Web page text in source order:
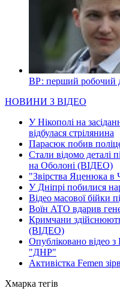
ВР: перший
НОВИНИ З ВІДЕО
У Нікополі на
відбулася стрілянина
Парасюк побив
Стали відомо деталі
на Оболоні (ВІДЕО)
"Звірства Яценюка в
У Дніпрі побилися
Відео масової бійки
Воїн АТО вдарив
Кримчани
(ВІДЕО)
Опубліковано відео
"ДНР"
Активістка Femen
Хмарка тегів